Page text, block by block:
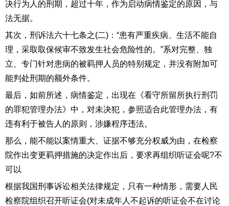
决行为人的刑期，超过十年，作为启动病情鉴定的原因，与
法无据。
其次，刑诉法六十七条之(二)：“患有严重疾病、生活不能自
理，采取取保候审不致发生社会危险性的。”系对完整、独
立、专门针对患病的被羁押人员的特别规定，并没有附加可
能判处刑期的额外条件。
最后，如前所述，病情鉴定，出现在《看守所留所执行刑罚
的罪犯管理办法》中，对未决犯，参照适合此管理办法，有
违有利于被告人的原则，涉嫌程序违法。
那么，能不能以案情重大、证据不够充分权威为由，在检察
院作出变更羁押措施的决定作出后，要求再组织听证会呢?不
可以
根据我国刑事诉讼相关法律规定，只有一种情形，需要人民
检察院组织召开听证会(对未成年人不起诉的听证会不在讨论